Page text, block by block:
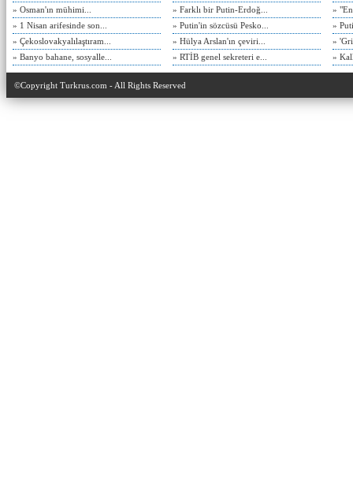
» Osman'ın mühimi...
» 1 Nisan arifesinde son...
» Çekoslovakyalılaştıram...
» Banyo bahane, sosyalle...
» Farklı bir Putin-Erdoğ...
» Putin'in sözcüsü Pesko...
» Hülya Arslan'ın çeviri...
» RTİB genel sekreteri e...
»
»
»
»
©Copyright Turkrus.com - All Rights Reserved